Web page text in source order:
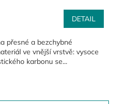
DETAIL
přesné a bezchybné
ve vnější vrstvě: vysoce
karbonu se...